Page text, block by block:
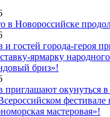
в Новороссийске
гостей города-героя
ярмарку народного
бриз»!
приглашают окунуться в
мастеровая»!